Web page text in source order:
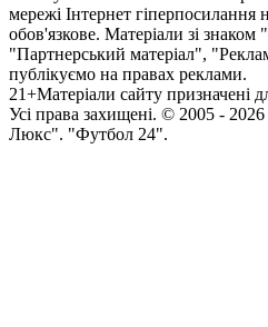
мережі Інтернет гіперпосилання
обов'язкове. Матеріали зі
"Партнерський матеріал",
публікуємо на правах реклами.
21+Матеріали сайту призначені
Усi права захищенi. © 2005 - 2026
Люкс". "Футбол 24".